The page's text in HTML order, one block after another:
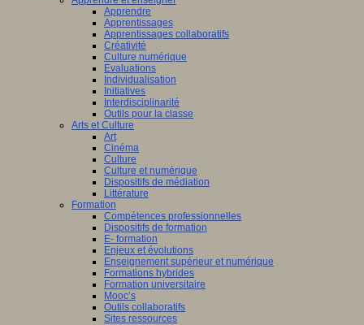
Apprendre
Apprentissages
Apprentissages collaboratifs
Créativité
Culture numérique
Evaluations
Individualisation
Initiatives
Interdisciplinarité
Outils pour la classe
Arts et Culture
Art
Cinéma
Culture
Culture et numérique
Dispositifs de médiation
Littérature
Formation
Compétences professionnelles
Dispositifs de formation
E- formation
Enjeux et évolutions
Enseignement supérieur et numérique
Formations hybrides
Formation universitaire
Mooc’s
Outils collaboratifs
Sites ressources